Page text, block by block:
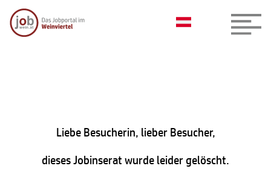
Liebe Besucherin, lieber Besucher,
dieses Jobinserat wurde leider gelöscht.